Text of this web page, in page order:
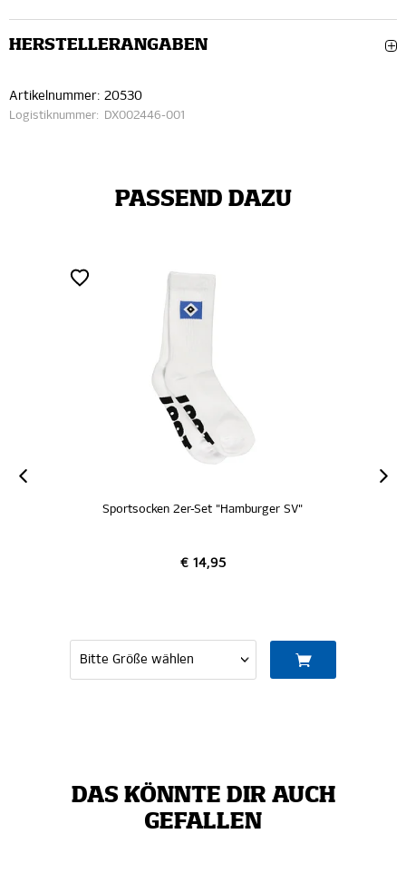
HERSTELLERANGABEN
Artikelnummer: 20530
Logistiknummer: DX002446-001
PASSEND DAZU
Sportsocken 2er-Set "Hamburger SV"
€ 14,95
DAS KÖNNTE DIR AUCH
GEFALLEN